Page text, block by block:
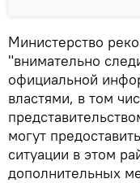
Министерство
"внимательно
официальной
властями, в том
могут
ситуации в этом
дополнительных